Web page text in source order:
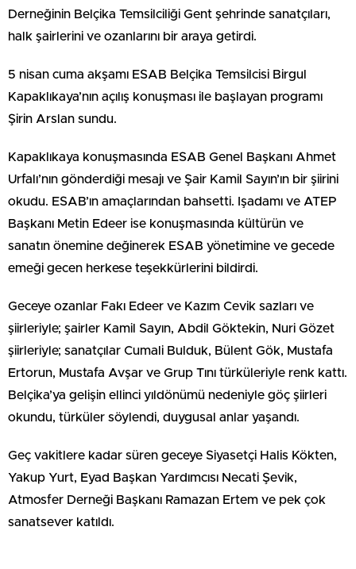
Derneğinin Belçika Temsilciliği Gent şehrinde sanatçıları,
halk şairlerini ve ozanlarını bir araya getirdi.
5 nisan cuma akşamı ESAB Belçika Temsilcisi Birgul
Kapaklıkaya’nın açılış konuşması ile başlayan programı
Şirin Arslan sundu.
Kapaklıkaya konuşmasında ESAB Genel Başkanı Ahmet
Urfalı’nın gönderdiği mesajı ve Şair Kamil Sayın’ın bir şiirini
okudu. ESAB’ın amaçlarından bahsetti. Işadamı ve ATEP
Başkanı Metin Edeer ise konuşmasında kültürün ve
sanatın önemine değinerek ESAB yönetimine ve gecede
emeği gecen herkese teşekkürlerini bildirdi.
Geceye ozanlar Fakı Edeer ve Kazım Cevik sazları ve
şiirleriyle; şairler Kamil Sayın, Abdil Göktekin, Nuri Gözet
şiirleriyle; sanatçılar Cumali Bulduk, Bülent Gök, Mustafa
Ertorun, Mustafa Avşar ve Grup Tını türküleriyle renk kattı.
Belçika’ya gelişin ellinci yıldönümü nedeniyle göç şiirleri
okundu, türküler söylendi, duygusal anlar yaşandı.
Geç vakitlere kadar süren geceye Siyasetçi Halis Kökten,
Yakup Yurt, Eyad Başkan Yardımcısı Necati Şevik,
Atmosfer Derneği Başkanı Ramazan Ertem ve pek çok
sanatsever katıldı.